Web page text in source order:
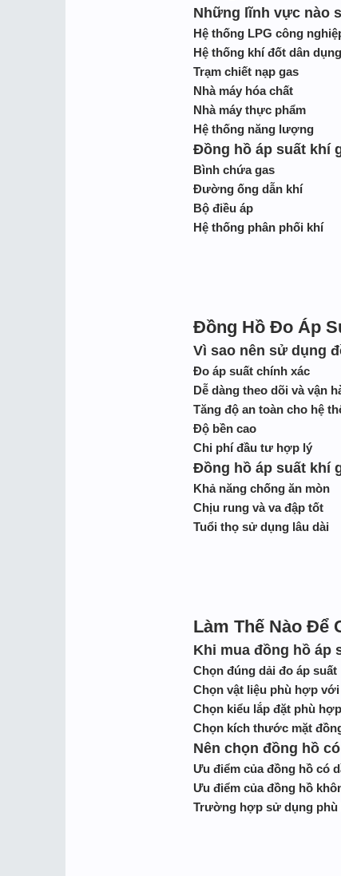
Những lĩnh vực nào
Hệ thống LPG công
Hệ thống khí đốt dân dụng
Trạm chiết nạp gas
Nhà máy hóa chất
Nhà máy thực phẩm
Hệ thống năng lượng
Đồng hồ áp suất khí
Bình chứa gas
Đường ống dẫn khí
Bộ điều áp
Hệ thống phân phối khí
Đồng Hồ Đo Áp
Vì sao nên sử dụng
Đo áp suất chính xác
Dễ dàng theo dõi và vận
Tăng độ an toàn cho hệ
Độ bền cao
Chi phí đầu tư hợp lý
Đồng hồ áp suất khí
Khả năng chống ăn mòn
Chịu rung và va đập tốt
Tuổi thọ sử dụng lâu dài
Làm Thế Nào Để
Khi mua đồng hồ áp
Chọn đúng dải đo áp suất
Chọn vật liệu phù hợp
Chọn kiểu lắp đặt phù hợp
Chọn kích thước mặt
Nên chọn đồng hồ
Ưu điểm của đồng hồ có
Ưu điểm của đồng hồ
Trường hợp sử dụng phù